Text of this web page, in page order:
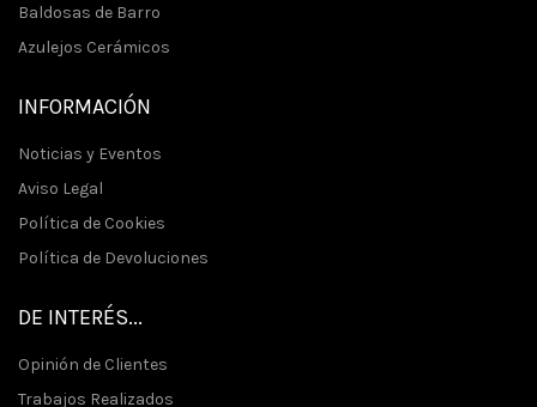
Baldosas de Barro
Azulejos Cerámicos
INFORMACIÓN
Noticias y Eventos
Aviso Legal
Política de Cookies
Política de Devoluciones
DE INTERÉS...
Opinión de Clientes
Trabajos Realizados